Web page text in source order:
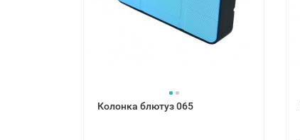
Колонка блютуз 065